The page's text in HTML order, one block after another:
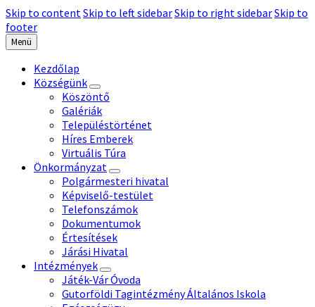
Skip to contentSkip to left sidebarSkip to right sidebarSkip to
footer
Menü
Kezdőlap
Községünk
Köszöntő
Galériák
Településtörténet
Híres Emberek
Virtuális Túra
Önkormányzat
Polgármesteri hivatal
Képviselő-testület
Telefonszámok
Dokumentumok
Értesítések
Járási Hivatal
Intézmények
Játék-Vár Óvoda
Gutorföldi Tagintézmény Általános Iskola